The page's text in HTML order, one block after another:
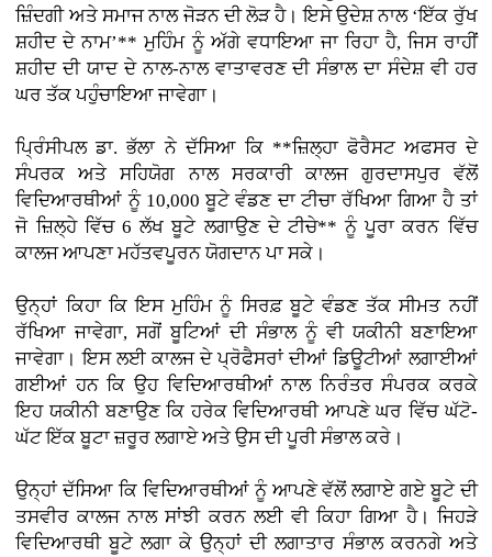
ਜ਼ਿੰਦਗੀ ਅਤੇ ਸਮਾਜ ਨਾਲ ਜੋੜਨ ਦੀ ਲੋੜ ਹੈ। ਇਸੇ ਉਦੇਸ਼ ਨਾਲ ‘ਇੱਕ ਰੁੱਖ
ਸ਼ਹੀਦ ਦੇ ਨਾਮ’** ਮੁਹਿੰਮ ਨੂੰ ਅੱਗੇ ਵਧਾਇਆ ਜਾ ਰਿਹਾ ਹੈ, ਜਿਸ ਰਾਹੀਂ
ਸ਼ਹੀਦ ਦੀ ਯਾਦ ਦੇ ਨਾਲ-ਨਾਲ ਵਾਤਾਵਰਣ ਦੀ ਸੰਭਾਲ ਦਾ ਸੰਦੇਸ਼ ਵੀ ਹਰ
ਘਰ ਤੱਕ ਪਹੁੰਚਾਇਆ ਜਾਵੇਗਾ।
ਪ੍ਰਿੰਸੀਪਲ ਡਾ. ਭੱਲਾ ਨੇ ਦੱਸਿਆ ਕਿ **ਜ਼ਿਲ੍ਹਾ ਫੋਰੈਸਟ ਅਫਸਰ ਦੇ
ਸੰਪਰਕ ਅਤੇ ਸਹਿਯੋਗ ਨਾਲ ਸਰਕਾਰੀ ਕਾਲਜ ਗੁਰਦਾਸਪੁਰ ਵੱਲੋਂ
ਵਿਦਿਆਰਥੀਆਂ ਨੂੰ 10,000 ਬੂਟੇ ਵੰਡਣ ਦਾ ਟੀਚਾ ਰੱਖਿਆ ਗਿਆ ਹੈ ਤਾਂ
ਜੋ ਜ਼ਿਲ੍ਹੇ ਵਿੱਚ 6 ਲੱਖ ਬੂਟੇ ਲਗਾਉਣ ਦੇ ਟੀਚੇ** ਨੂੰ ਪੂਰਾ ਕਰਨ ਵਿੱਚ
ਕਾਲਜ ਆਪਣਾ ਮਹੱਤਵਪੂਰਨ ਯੋਗਦਾਨ ਪਾ ਸਕੇ।
ਉਨ੍ਹਾਂ ਕਿਹਾ ਕਿ ਇਸ ਮੁਹਿੰਮ ਨੂੰ ਸਿਰਫ਼ ਬੂਟੇ ਵੰਡਣ ਤੱਕ ਸੀਮਤ ਨਹੀਂ
ਰੱਖਿਆ ਜਾਵੇਗਾ, ਸਗੋਂ ਬੂਟਿਆਂ ਦੀ ਸੰਭਾਲ ਨੂੰ ਵੀ ਯਕੀਨੀ ਬਣਾਇਆ
ਜਾਵੇਗਾ। ਇਸ ਲਈ ਕਾਲਜ ਦੇ ਪ੍ਰੋਫੈਸਰਾਂ ਦੀਆਂ ਡਿਊਟੀਆਂ ਲਗਾਈਆਂ
ਗਈਆਂ ਹਨ ਕਿ ਉਹ ਵਿਦਿਆਰਥੀਆਂ ਨਾਲ ਨਿਰੰਤਰ ਸੰਪਰਕ ਕਰਕੇ
ਇਹ ਯਕੀਨੀ ਬਣਾਉਣ ਕਿ ਹਰੇਕ ਵਿਦਿਆਰਥੀ ਆਪਣੇ ਘਰ ਵਿੱਚ ਘੱਟੋ-
ਘੱਟ ਇੱਕ ਬੂਟਾ ਜ਼ਰੂਰ ਲਗਾਏ ਅਤੇ ਉਸ ਦੀ ਪੂਰੀ ਸੰਭਾਲ ਕਰੇ।
ਉਨ੍ਹਾਂ ਦੱਸਿਆ ਕਿ ਵਿਦਿਆਰਥੀਆਂ ਨੂੰ ਆਪਣੇ ਵੱਲੋਂ ਲਗਾਏ ਗਏ ਬੂਟੇ ਦੀ
ਤਸਵੀਰ ਕਾਲਜ ਨਾਲ ਸਾਂਝੀ ਕਰਨ ਲਈ ਵੀ ਕਿਹਾ ਗਿਆ ਹੈ। ਜਿਹੜੇ
ਵਿਦਿਆਰਥੀ ਬੂਟੇ ਲਗਾ ਕੇ ਉਨ੍ਹਾਂ ਦੀ ਲਗਾਤਾਰ ਸੰਭਾਲ ਕਰਨਗੇ ਅਤੇ